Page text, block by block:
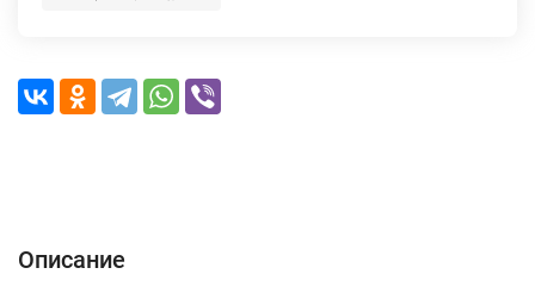
Описание